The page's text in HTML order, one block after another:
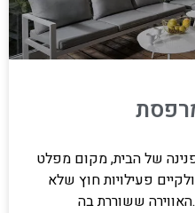
של הבית, מקום מפלט
פעילויות חוץ שלא
ששוררת בה